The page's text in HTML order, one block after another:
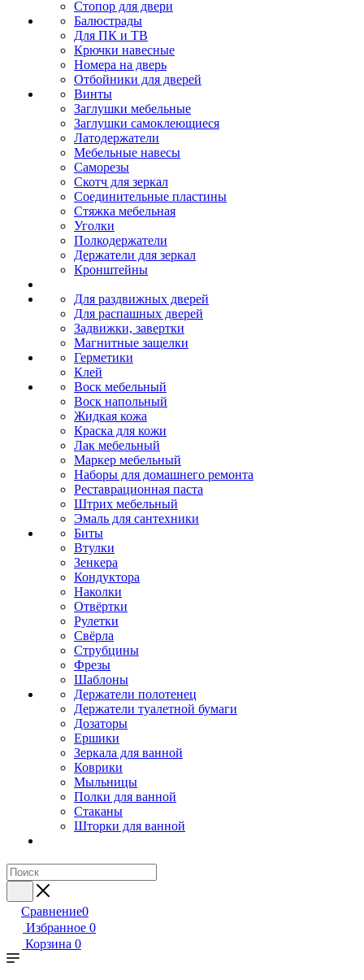
Стопор для двери
Балюстрады
Для ПК и ТВ
Крючки навесные
Номера на дверь
Отбойники для дверей
Винты
Заглушки мебельные
Заглушки самоклеющиеся
Латодержатели
Мебельные навесы
Саморезы
Скотч для зеркал
Соединительные пластины
Стяжка мебельная
Уголки
Полкодержатели
Держатели для зеркал
Кронштейны
Для раздвижных дверей
Для распашных дверей
Задвижки, завертки
Магнитные защелки
Герметики
Клей
Воск мебельный
Воск напольный
Жидкая кожа
Краска для кожи
Лак мебельный
Маркер мебельный
Наборы для домашнего ремонта
Реставрационная паста
Штрих мебельный
Эмаль для сантехники
Биты
Втулки
Зенкера
Кондуктора
Наколки
Отвёртки
Рулетки
Свёрла
Струбцины
Фрезы
Шаблоны
Держатели полотенец
Держатели туалетной бумаги
Дозаторы
Ершики
Зеркала для ванной
Коврики
Мыльницы
Полки для ванной
Стаканы
Шторки для ванной
Сравнение0
Избранное 0
Корзина 0